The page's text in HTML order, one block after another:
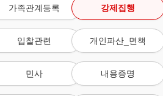
가족관계등록 강제집행
입찰관련 개인파산_면책
민사 내용증명